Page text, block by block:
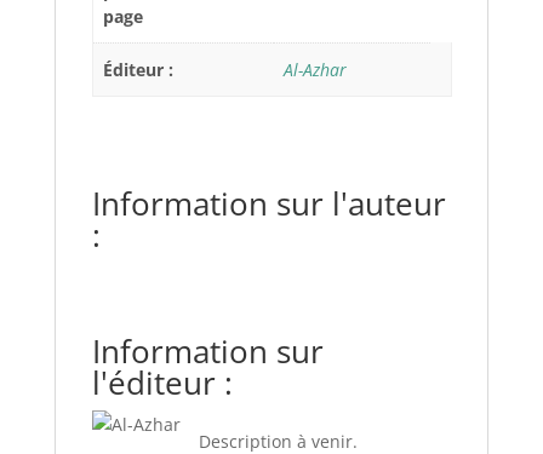
page
Éditeur : Al-Azhar
Information sur l'auteur
:
Information sur
l'éditeur :
Description à venir.